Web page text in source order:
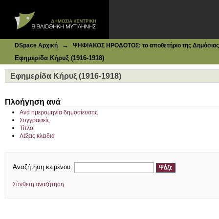
DSpace Αρχική → ΨΗΦΙΑΚΟΣ ΗΡΟΔΟΤΟΣ: το αποθετήριο της Δημόσιας
Εφημερίδα Κήρυξ (1916-1918)
Εφημερίδα Κήρυξ (1916-1918)
Πλοήγηση ανά
Ανά ημερομηνία δημοσίευσης
Συγγραφείς
Τίτλοι
Λέξεις κλειδιά
Αναζήτηση κειμένου:
Σύνθετη αναζήτηση